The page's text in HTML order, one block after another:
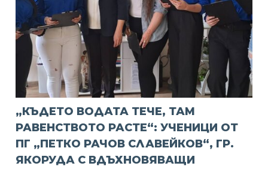
„КЪДЕТО ВОДАТА ТЕЧЕ, ТАМ
РАВЕНСТВОТО РАСТЕ“: УЧЕНИЦИ ОТ
ПГ „ПЕТКО РАЧОВ СЛАВЕЙКОВ“, ГР.
ЯКОРУДА С ВДЪХНОВЯВАЩИ